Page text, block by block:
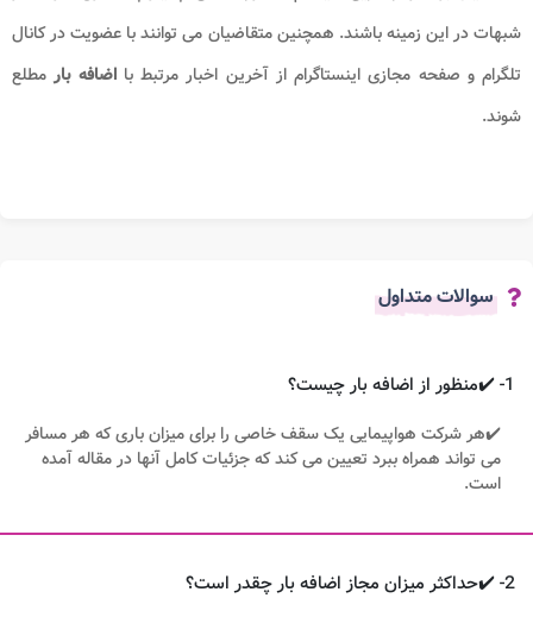
شبهات در این زمینه باشند. همچنین متقاضیان می توانند با عضویت در کانال
تلگرام و صفحه مجازی اینستاگرام از آخرین اخبار مرتبط بااضافه بارمطلع
شوند.
سوالات متداول
1- ✔️منظور از اضافه بار چیست؟
✔️هر شرکت هواپیمایی یک سقف خاصی را برای میزان باری که هر مسافر
می تواند همراه ببرد تعیین می کند که جزئیات کامل آنها در مقاله آمده
است.
2- ✔️حداکثر میزان مجاز اضافه بار چقدر است؟